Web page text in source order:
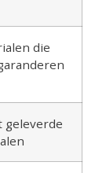
die
geleverde